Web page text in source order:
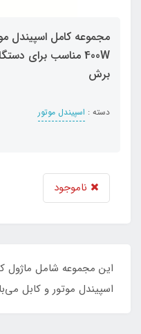
مجموعه کامل اسپیندل
برش
دسته : اسپیندل موتور
ناموجود
این مجموعه شامل ماژول
اسپیندل موتور و کابل